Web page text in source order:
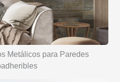
Metálicos para Paredes